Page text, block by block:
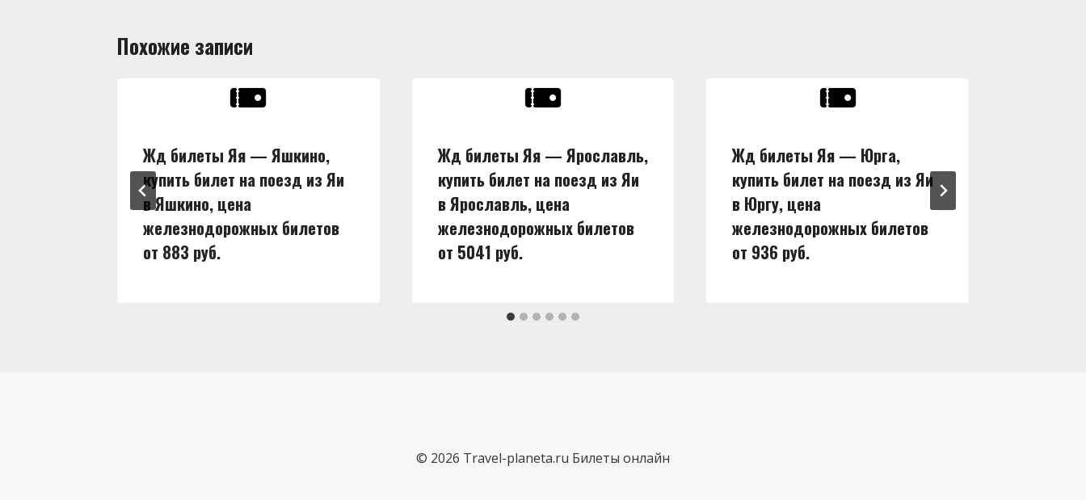
Похожие записи
Жд билеты Яя — Яшкино,
купить билет на поезд из Яи
в Яшкино, цена
железнодорожных билетов
от 883 руб.
Жд билеты Яя — Ярославль,
купить билет на поезд из Яи
в Ярославль, цена
железнодорожных билетов
от 5041 руб.
Жд билеты Яя — Юрга,
купить билет на поезд из Яи
в Юргу, цена
железнодорожных билетов
от 936 руб.
© 2026 Travel-planeta.ru Билеты онлайн